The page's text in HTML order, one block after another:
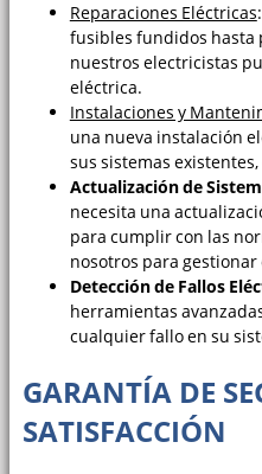
Reparaciones Eléctricas
fusibles fundidos hasta
nuestros electricistas
eléctrica.
Instalaciones y
una nueva instalación
sus sistemas
Actualización de
necesita una
para cumplir con las
nosotros para gestionar
Detección de Fallos
herramientas
cualquier fallo en su
GARANTÍA DE
SATISFACCIÓN